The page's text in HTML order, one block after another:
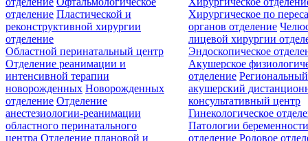
отделение Пластической и
реконструктивной хирургии
отделение
Хирургическое по
органов отделение
лицевой хирургии
Эндоскопическое
Областной перинатальный центр
Отделение реанимации и
интенсивной терапии
новорожденных Новорожденных
отделение Отделение
анестезиологии-реанимации
областного перинатального
центра Отделение плановой и
Акушерское
отделение Региональный
акушерский
консультативный центр
Гинекологическое
Патологии
отделение Родовое